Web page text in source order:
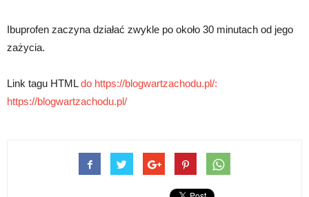
Ibuprofen zaczyna działać zwykle po około 30 minutach od jego
zażycia.
Link tagu HTMLdo https://blogwartzachodu.pl/:
https://blogwartzachodu.pl/